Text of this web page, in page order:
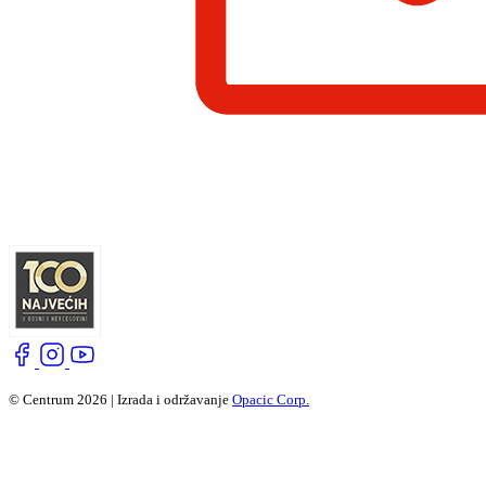
© Centrum 2026 | Izrada i održavanje Opacic Corp.